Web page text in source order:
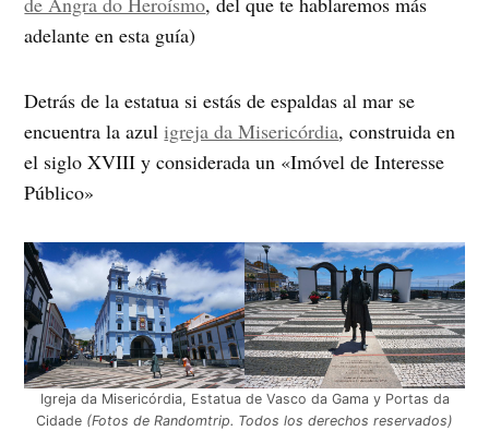
adelante en esta guía)
Detrás de la estatua si estás de espaldas al mar se
encuentra la azuligreja da Misericórdia, construida en
el siglo XVIII y considerada un «Imóvel de Interesse
Público»
Igreja da Misericórdia, Estatua de Vasco da Gama y Portas da
Cidade (Fotos de Randomtrip. Todos los derechos reservados)